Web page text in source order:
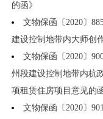
的函》
文物保函〔2020〕
建设控制地带内大师创
文物保函〔2020〕
州段建设控制地带内杭
项租赁住房项目意见的函
文物保函〔2020〕